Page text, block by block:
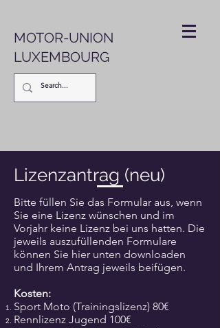
MOTOR-UNION
LUXEMBOURG
Lizenzantrag (neu)
Bitte füllen Sie das Formular aus, wenn
Sie eine Lizenz wünschen und im
Vorjahr keine Lizenz bei uns hatten. Die
jeweils auszufüllenden Formulare
können Sie hier unten downloaden
und Ihrem Antrag jeweils beifügen.
Kosten:
Sport Moto (Trainingslizenz) 80€
Rennlizenz Jugend 100€